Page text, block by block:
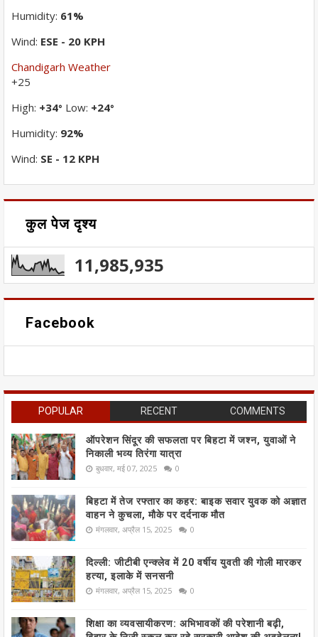
Humidity: 61%
Wind: ESE - 20 KPH
Chandigarh Weather
+25
High: +34° Low: +24°
Humidity: 92%
Wind: SE - 12 KPH
कुल पेज दृश्य
11,985,935
Facebook
POPULAR RECENT COMMENTS
ऑपरेशन सिंदूर की सफलता पर बिहटा में जश्न, युवाओं ने
निकाली भव्य तिरंगा यात्रा
बुधवार, मई 07, 2025 0
बिहटा में तेज रफ्तार का कहर: बाइक सवार युवक को अज्ञात
वाहन ने कुचला, मौके पर दर्दनाक मौत
मंगलवार, अप्रैल 15, 2025 0
दिल्ली: जीटीबी एन्क्लेव में 20 वर्षीय युवती की गोली मारकर
हत्या, इलाके में सनसनी
मंगलवार, अप्रैल 15, 2025 0
शिक्षा का व्यवसायीकरण: अभिभावकों की परेशानी बढ़ी,